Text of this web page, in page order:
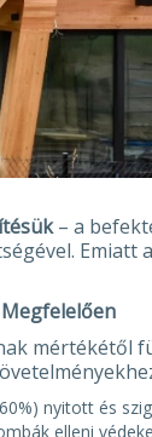
– a
Megfelelően
mértékétől
nyitott és
elleni